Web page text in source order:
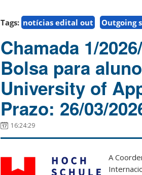
Tags: notícias edital out Outgoing
Chamada 1/
Bolsa para
University of
Prazo: 26/03/
16:24:29
A